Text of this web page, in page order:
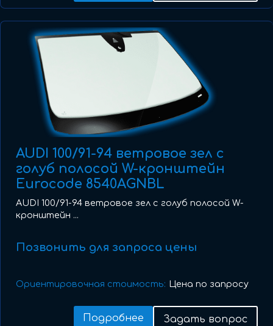
AUDI 100/91-94 ветровое зел с
голуб полосой W-кронштейн
Eurocode 8540AGNBL
AUDI 100/91-94 ветровое зел с голуб полосой W-
кронштейн ...
Позвонить для запроса цены
Ориентировочная стоимость: Цена по запросу
Подробнее Задать вопрос